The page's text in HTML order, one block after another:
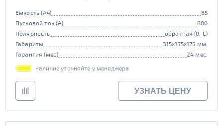
Емкость (Ач)
85
Пусковой ток (А)
800
Полярность
обратная (0, L)
Габариты
315x175x175 мм.
Гарантия (мес)
24 мес.
наличие уточняйте у менеджера
УЗНАТЬ ЦЕНУ